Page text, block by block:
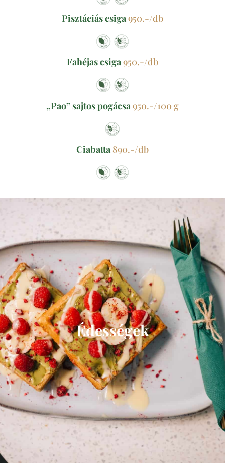
Pisztáciás csiga950.-/db
Fahéjas csiga950.-/db
„Pao” sajtos pogácsa950.-/100 g
Ciabatta 890.-/db
Édességek